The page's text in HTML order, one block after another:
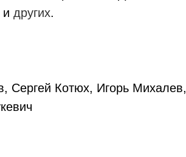
и других.
Сергей Котюх, Игорь Михалев,